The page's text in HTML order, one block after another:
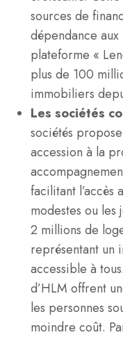
sources de
dépendance
plateforme «
plus de 100
immobiliers
Les sociétés
sociétés
accession à la
facilitant l’accès
modestes ou
2 millions de
représentant
accessible à
d’HLM offrent
les personnes
moindre coût.